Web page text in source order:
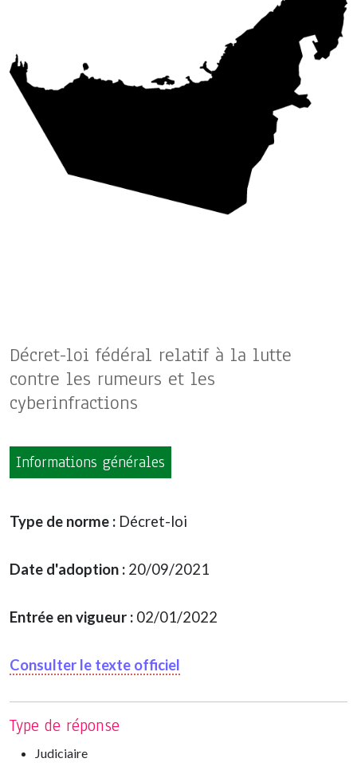
Décret-loi fédéral relatif à la lutte
contre les rumeurs et les
cyberinfractions
Informations générales
Type de norme : Décret-loi
Date d'adoption : 20/09/2021
Entrée en vigueur : 02/01/2022
Consulter le texte officiel
Type de réponse
Judiciaire